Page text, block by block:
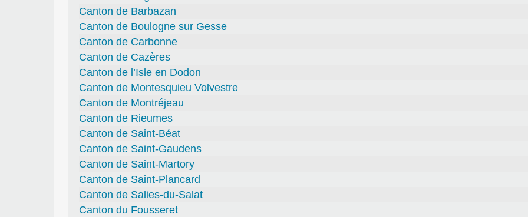
Canton de Barbazan
Canton de Boulogne sur Gesse
Canton de Carbonne
Canton de Cazères
Canton de l’Isle en Dodon
Canton de Montesquieu Volvestre
Canton de Montréjeau
Canton de Rieumes
Canton de Saint-Béat
Canton de Saint-Gaudens
Canton de Saint-Martory
Canton de Saint-Plancard
Canton de Salies-du-Salat
Canton du Fousseret